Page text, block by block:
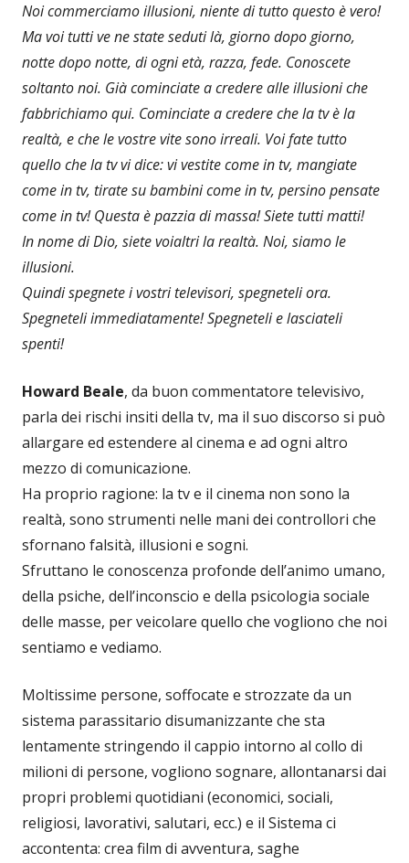
Noi commerciamo illusioni, niente di tutto questo è vero!
Ma voi tutti ve ne state seduti là, giorno dopo giorno,
notte dopo notte, di ogni età, razza, fede. Conoscete
soltanto noi. Già cominciate a credere alle illusioni che
fabbrichiamo qui. Cominciate a credere che la tv è la
realtà, e che le vostre vite sono irreali. Voi fate tutto
quello che la tv vi dice: vi vestite come in tv, mangiate
come in tv, tirate su bambini come in tv, persino pensate
come in tv! Questa è pazzia di massa! Siete tutti matti!
In nome di Dio, siete voialtri la realtà. Noi, siamo le
illusioni.
Quindi spegnete i vostri televisori, spegneteli ora.
Spegneteli immediatamente! Spegneteli e lasciateli
spenti!
Howard Beale, da buon commentatore televisivo,
parla dei rischi insiti della tv, ma il suo discorso si può
allargare ed estendere al cinema e ad ogni altro
mezzo di comunicazione.
Ha proprio ragione: la tv e il cinema non sono la
realtà, sono strumenti nelle mani dei controllori che
sfornano falsità, illusioni e sogni.
Sfruttano le conoscenza profonde dell’animo umano,
della psiche, dell’inconscio e della psicologia sociale
delle masse, per veicolare quello che vogliono che noi
sentiamo e vediamo.
Moltissime persone, soffocate e strozzate da un
sistema parassitario disumanizzante che sta
lentamente stringendo il cappio intorno al collo di
milioni di persone, vogliono sognare, allontanarsi dai
propri problemi quotidiani (economici, sociali,
religiosi, lavorativi, salutari, ecc.) e il Sistema ci
accontenta: crea film di avventura, saghe